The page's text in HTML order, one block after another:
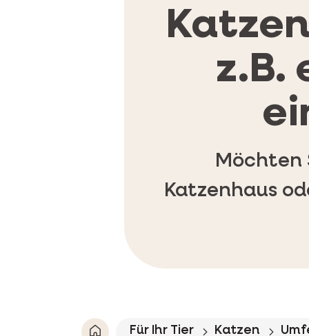
z.B.
Möchten
Katzenhaus
Für Ihr Tier Katzen